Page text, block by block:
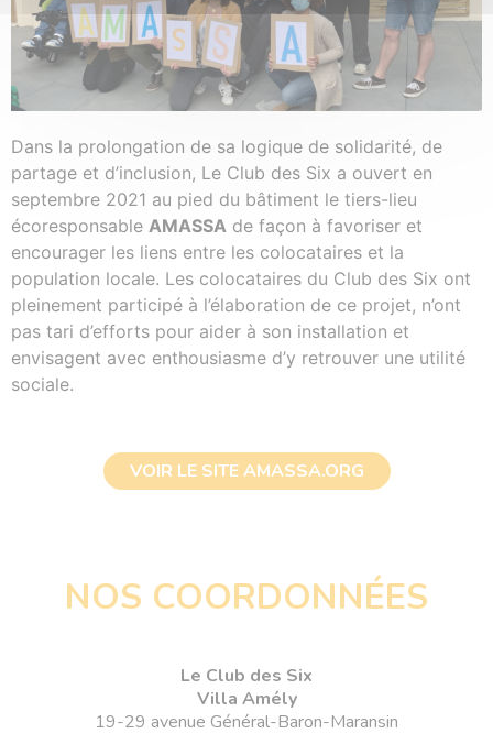
Dans la prolongation de sa logique de solidarité, de
partage et d’inclusion, Le Club des Six a ouvert en
septembre 2021 au pied du bâtiment le tiers-lieu
écoresponsable AMASSA de façon à favoriser et
encourager les liens entre les colocataires et la
population locale. Les colocataires du Club des Six ont
pleinement participé à l’élaboration de ce projet, n’ont
pas tari d’efforts pour aider à son installation et
envisagent avec enthousiasme d’y retrouver une utilité
sociale.
VOIR LE SITE AMASSA.ORG
NOS COORDONNÉES
Le Club des Six
Villa Amély
19-29 avenue Général-Baron-Maransin